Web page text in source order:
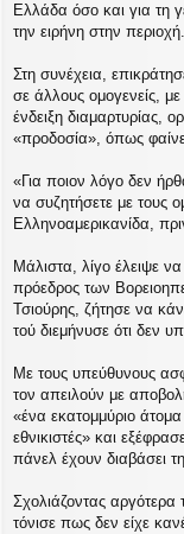
Ελλάδα όσο και για τη
την ειρήνη στην περιοχή.
Στη συνέχεια,
σε άλλους ομογενείς,
ένδειξη διαμαρτυρίας,
«προδοσία», όπως
«Για ποιον λόγο δεν
να συζητήσετε με τους
Ελληνοαμερικανίδα,
Μάλιστα, λίγο έλειψε
πρόεδρος των
Τσιούρης, ζήτησε να
τού διεμήνυσε ότι δεν
Με τους υπεύθυνους
τον απειλούν με
«ένα εκατομμύριο
εθνικιστές» και
πάνελ έχουν διαβάσει
Σχολιάζοντας αργότερα
τόνισε πως δεν είχε